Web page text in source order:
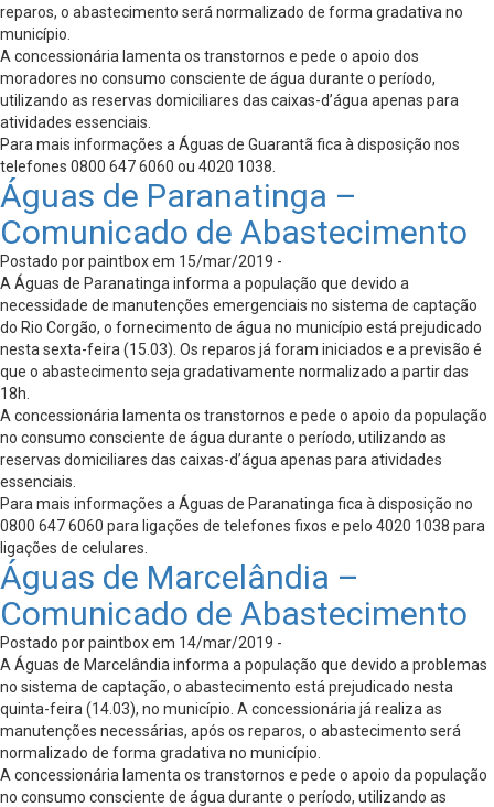
reparos, o abastecimento será normalizado de forma gradativa no
município.
A concessionária lamenta os transtornos e pede o apoio dos
moradores no consumo consciente de água durante o período,
utilizando as reservas domiciliares das caixas-d’água apenas para
atividades essenciais.
Para mais informações a Águas de Guarantã fica à disposição nos
telefones 0800 647 6060 ou 4020 1038.
Águas de Paranatinga –
Comunicado de Abastecimento
Postado por paintbox em 15/mar/2019 -
A Águas de Paranatinga informa a população que devido a
necessidade de manutenções emergenciais no sistema de captação
do Rio Corgão, o fornecimento de água no município está prejudicado
nesta sexta-feira (15.03). Os reparos já foram iniciados e a previsão é
que o abastecimento seja gradativamente normalizado a partir das
18h.
A concessionária lamenta os transtornos e pede o apoio da população
no consumo consciente de água durante o período, utilizando as
reservas domiciliares das caixas-d’água apenas para atividades
essenciais.
Para mais informações a Águas de Paranatinga fica à disposição no
0800 647 6060 para ligações de telefones fixos e pelo 4020 1038 para
ligações de celulares.
Águas de Marcelândia –
Comunicado de Abastecimento
Postado por paintbox em 14/mar/2019 -
A Águas de Marcelândia informa a população que devido a problemas
no sistema de captação, o abastecimento está prejudicado nesta
quinta-feira (14.03), no município. A concessionária já realiza as
manutenções necessárias, após os reparos, o abastecimento será
normalizado de forma gradativa no município.
A concessionária lamenta os transtornos e pede o apoio da população
no consumo consciente de água durante o período, utilizando as